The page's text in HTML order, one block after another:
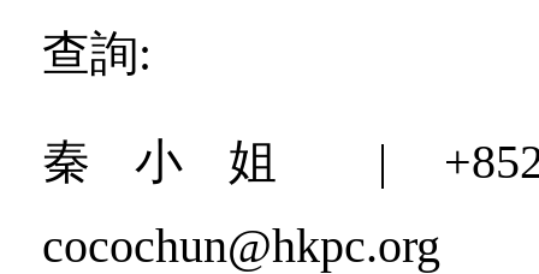
查詢:
秦小姐 | +852
cocochun@hkpc.org